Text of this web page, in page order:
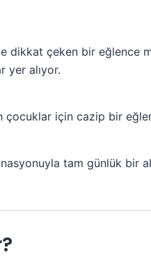
dikkat çeken bir eğlence
yer alıyor.
çocuklar için cazip bir
tam günlük bir